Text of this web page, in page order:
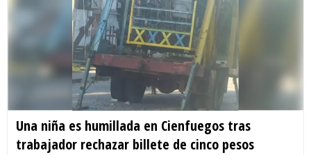
Una niña es humillada en Cienfuegos tras
trabajador rechazar billete de cinco pesos